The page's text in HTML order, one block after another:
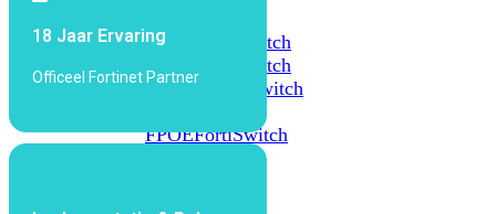
1024E
FortiSwitch
1048E
FortiSwitch
T1024E
FortiSwitch
FPOEFortiSwitch
18 Jaar Ervaring
Officeel Fortinet Partner